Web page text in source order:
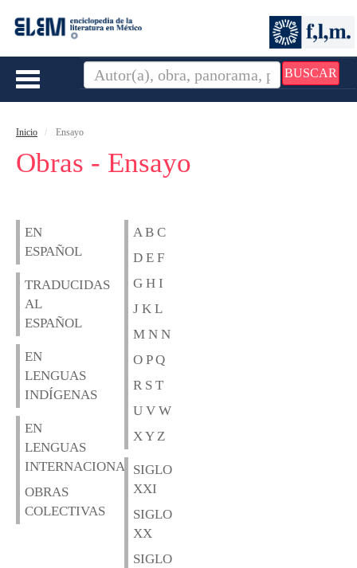
BUSCAR
Toggle
Inicio Ensayo
Obras - Ensayo
EN
ESPAÑOL
TRADUCIDAS
AL
ESPAÑOL
EN
LENGUAS
INDÍGENAS
EN
LENGUAS
INTERNACIONALES
OBRAS
COLECTIVAS
A B C
D E F
G H I
J K L
M N N
O P Q
R S T
U V W
X Y Z
SIGLO
XXI
SIGLO
XX
SIGLO